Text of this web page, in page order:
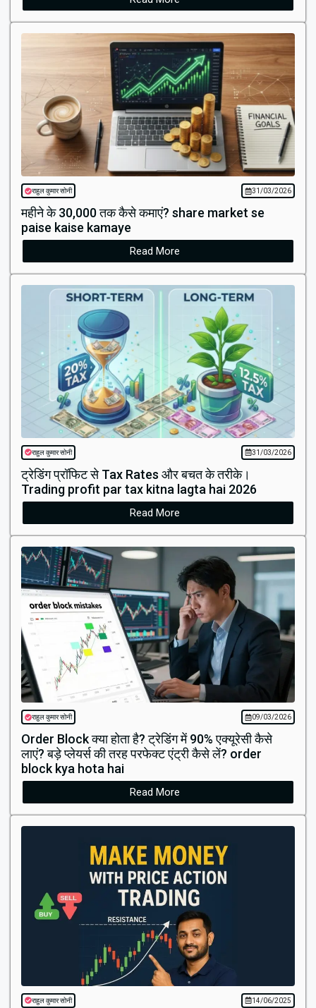
राहुल कुमार सोनी 31/03/2026
महीने के ₹30,000 तक कैसे कमाएं? share market se
paise kaise kamaye
Read More
राहुल कुमार सोनी 31/03/2026
ट्रेडिंग प्रॉफिट से Tax Rates और बचत के तरीके।
Trading profit par tax kitna lagta hai 2026
Read More
राहुल कुमार सोनी 09/03/2026
Order Block क्या होता है? ट्रेडिंग में 90% एक्यूरेसी कैसे
लाएं? बड़े प्लेयर्स की तरह परफेक्ट एंट्री कैसे लें? order
block kya hota hai
Read More
राहुल कुमार सोनी 14/06/2025